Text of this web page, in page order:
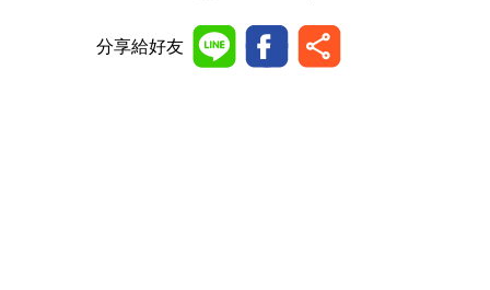
分享給好友